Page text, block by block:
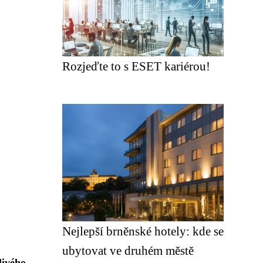
Rozjeďte to s ESET kariérou!
Nejlepší brněnské hotely: kde se
ubytovat ve druhém městě